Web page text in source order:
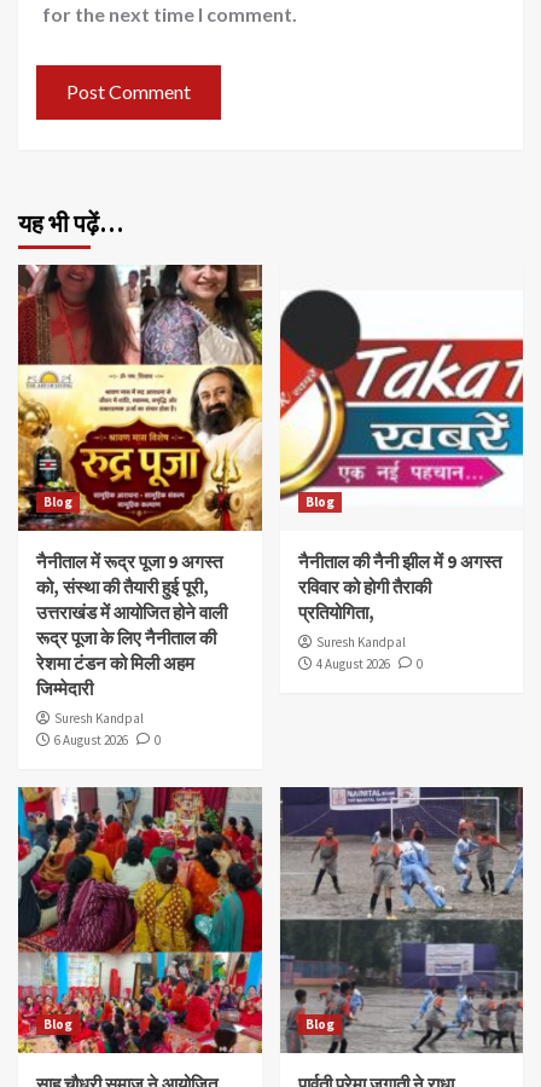
for the next time I comment.
यह भी पढ़ें…
Blog
नैनीताल में रूद्र पूजा 9 अगस्त
को, संस्था की तैयारी हुई पूरी,
उत्तराखंड में आयोजित होने वाली
रूद्र पूजा के लिए नैनीताल की
रेशमा टंडन को मिली अहम
जिम्मेदारी
Suresh Kandpal
6 August 2026
0
Blog
नैनीताल की नैनी झील में 9 अगस्त
रविवार को होगी तैराकी
प्रतियोगिता,
Suresh Kandpal
4 August 2026
0
Blog Blog